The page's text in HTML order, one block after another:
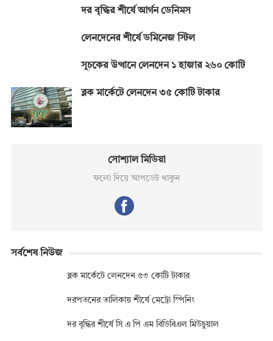
দর বৃদ্ধির শীর্ষে আর্গন ডেনিমস
লেনদেনের শীর্ষে ডমিনেজ স্টিল
সূচকের উত্থানে লেনদেন ১ হাজার ২৬০ কোটি
ব্লক মার্কেটে লেনদেন ৩৫ কোটি টাকার
সোশ্যাল মিডিয়া
ফলো দিয়ে আপডেট থাকুন
সর্বশেষ নিউজ
ব্লক মার্কেটে লেনদেন ৫৩ কোটি টাকার
দরপতনের তালিকায় শীর্ষে মেট্রো স্পিনিং
দর বৃদ্ধির শীর্ষে সি এ পি এম বিডিবিএল মিউচুয়াল